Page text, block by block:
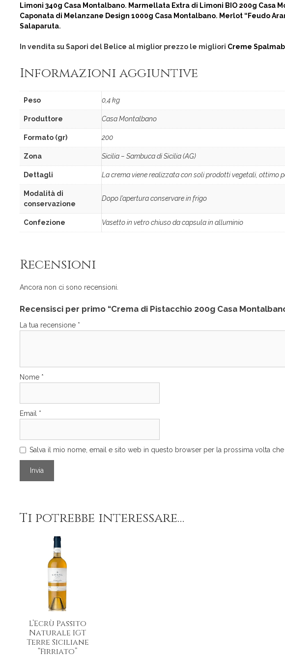
Limoni 340g Casa Montalbano. Marmellata Extra di Limoni BIO 200g Casa
Caponata di Melanzane Design 1000g Casa Montalbano. Merlot “Feudo
Salaparuta.
In vendita su Sapori del Belice al miglior prezzo le migliori Creme
Informazioni aggiuntive
Peso 0,4 kg
Produttore Casa Montalbano
Formato (gr) 200
Zona Sicilia – Sambuca di Sicilia (AG)
Dettagli La crema viene realizzata con soli prodotti vegetali, ottimo
Modalità di
conservazione
Dopo l’apertura conservare in frigo
Confezione Vasetto in vetro chiuso da capsula in alluminio
Recensioni
Ancora non ci sono recensioni.
Recensisci per primo “Crema di Pistacchio 200g Casa
La tua recensione *
Nome *
Email *
Salva il mio nome, email e sito web in questo browser per la prossima volta
Ti potrebbe interessare…
L’Ecrù Passito
Naturale IGT
Terre Siciliane
“Firriato”